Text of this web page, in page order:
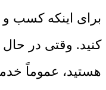
برای اینکه کسب و
کنید. وقتی در
هستید، عموماً